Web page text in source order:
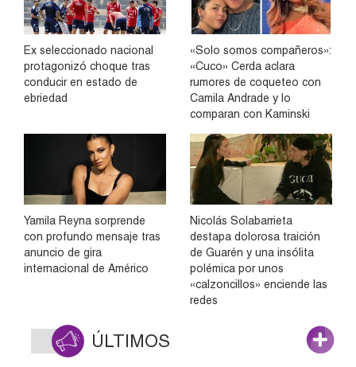
Ex seleccionado nacional
protagonizó choque tras
conducir en estado de
ebriedad
«Solo somos compañeros»:
«Cuco» Cerda aclara
rumores de coqueteo con
Camila Andrade y lo
comparan con Kaminski
Yamila Reyna sorprende
con profundo mensaje tras
anuncio de gira
internacional de Américo
Nicolás Solabarrieta
destapa dolorosa traición
de Guarén y una insólita
polémica por unos
«calzoncillos» enciende las
redes
ÚLTIMOS